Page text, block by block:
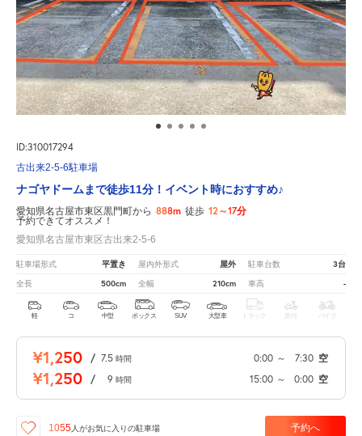
ID:310017294
古出来2-5-6駐車場
ナゴヤドームまで徒歩11分！イベント時におすすめ♪
愛知県名古屋市東区黒門町から 888m 徒歩 12～17分
予約できてオススメ！
愛知県名古屋市東区古出来2-5-6
駐車場形式 平置き 屋内外形式 屋外 駐車台数 3台
全長 500cm 全幅 210cm 車高 -
軽 コ 中型 ボックス SUV 大型車 トラック 原付 バイク
¥1,250 / 7.5 時間 0:00 ～ 7:30 空
¥1,250 / 9 時間 15:00 ～ 0:00 空
1055 人がお気に入りの駐車場 予約へ